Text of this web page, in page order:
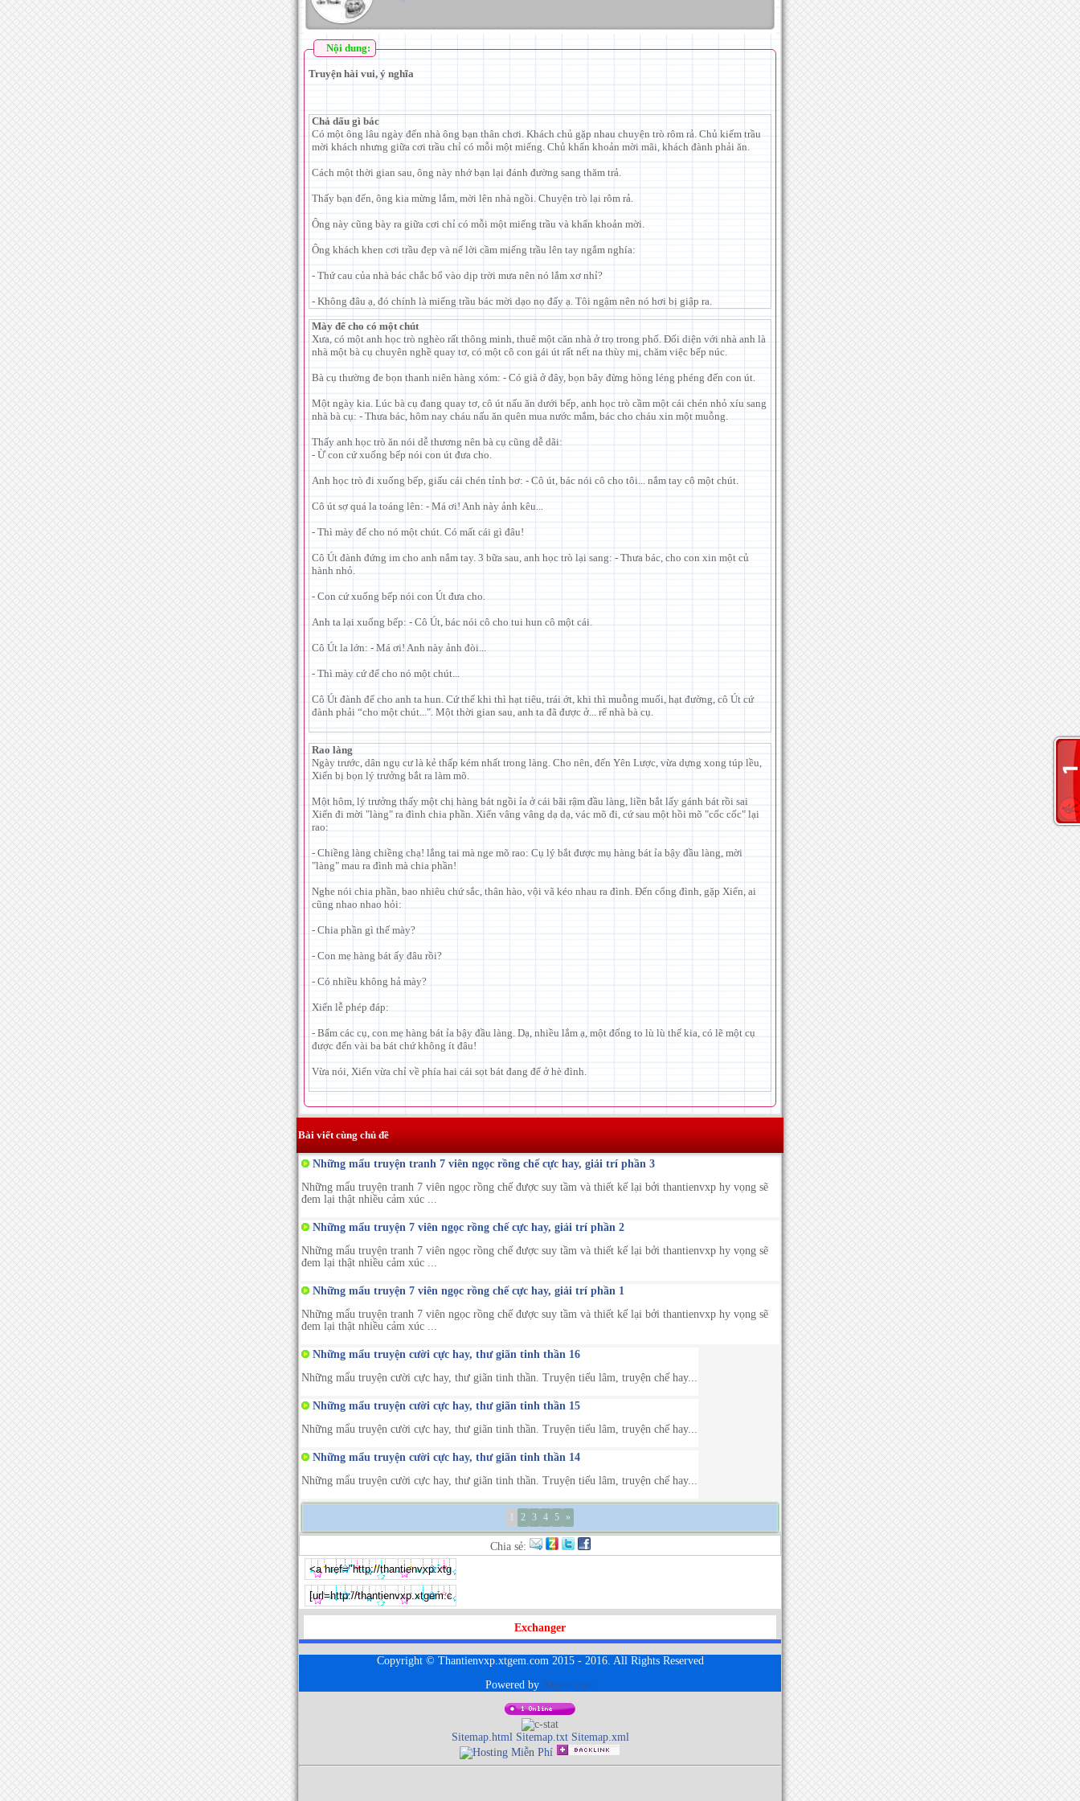
Nội dung:
Truyện hài vui, ý nghĩa
Chả dấu gì bác
Có một ông lâu ngày đến nhà ông bạn thân chơi. Khách chủ gặp nhau chuyện trò rôm rả. Chủ kiếm trầu
mời khách nhưng giữa cơi trầu chỉ có mỗi một miếng. Chủ khẩn khoản mời mãi, khách đành phải ăn.
Cách một thời gian sau, ông này nhớ bạn lại đánh đường sang thăm trả.
Thấy bạn đến, ông kia mừng lắm, mời lên nhà ngồi. Chuyện trò lại rôm rả.
Ông này cũng bày ra giữa cơi chỉ có mỗi một miếng trầu và khẩn khoản mời.
Ông khách khen cơi trầu đẹp và nể lời cầm miếng trầu lên tay ngắm nghía:
- Thứ cau của nhà bác chắc bổ vào dịp trời mưa nên nó lắm xơ nhỉ?
- Không đâu ạ, đó chính là miếng trầu bác mời dạo nọ đấy ạ. Tôi ngậm nên nó hơi bị giập ra.
Mày để cho có một chút
Xưa, có một anh học trò nghèo rất thông minh, thuê một căn nhà ở trọ trong phố. Đối diện với nhà anh là
nhà một bà cụ chuyên nghề quay tơ, có một cô con gái út rất nết na thùy mị, chăm việc bếp núc.
Bà cụ thường đe bọn thanh niên hàng xóm: - Có già ở đây, bọn bây đừng hòng léng phéng đến con út.
Một ngày kia. Lúc bà cụ đang quay tơ, cô út nấu ăn dưới bếp, anh học trò cầm một cái chén nhỏ xíu sang
nhà bà cụ: - Thưa bác, hôm nay cháu nấu ăn quên mua nước mắm, bác cho cháu xin một muỗng.
Thấy anh học trò ăn nói dễ thương nên bà cụ cũng dễ dãi:
- Ừ con cứ xuống bếp nói con út đưa cho.
Anh học trò đi xuống bếp, giấu cái chén tỉnh bơ: - Cô út, bác nói cô cho tôi... nắm tay cô một chút.
Cô út sợ quá la toáng lên: - Má ơi! Anh này ảnh kêu...
- Thì mày để cho nó một chút. Có mất cái gì đâu!
Cô Út đành đứng im cho anh nắm tay. 3 bữa sau, anh học trò lại sang: - Thưa bác, cho con xin một củ
hành nhỏ.
- Con cứ xuống bếp nói con Út đưa cho.
Anh ta lại xuống bếp: - Cô Út, bác nói cô cho tui hun cô một cái.
Cô Út la lớn: - Má ơi! Anh này ảnh đòi...
- Thì mày cứ để cho nó một chút...
Cô Út đành để cho anh ta hun. Cứ thế khi thì hạt tiêu, trái ớt, khi thì muỗng muối, hạt đường, cô Út cứ
đành phải “cho một chút...". Một thời gian sau, anh ta đã được ở... rể nhà bà cụ.
Rao làng
Ngày trước, dân ngụ cư là kẻ thấp kém nhất trong làng. Cho nên, đến Yên Lược, vừa dựng xong túp lều,
Xiển bị bọn lý trưởng bắt ra làm mõ.
Một hôm, lý trưởng thấy một chị hàng bát ngồi ỉa ở cái bãi rậm đầu làng, liền bắt lấy gánh bát rồi sai
Xiển đi mời "làng" ra đình chia phần. Xiển vâng vâng dạ dạ, vác mõ đi, cứ sau một hồi mõ "cốc cốc" lại
rao:
- Chiềng làng chiềng chạ! lắng tai mà nge mõ rao: Cụ lý bắt được mụ hàng bát ỉa bậy đầu làng, mời
"làng" mau ra đình mà chia phần!
Nghe nói chia phần, bao nhiêu chứ sắc, thân hào, vội vã kéo nhau ra đình. Ðến cổng đình, gặp Xiển, ai
cũng nhao nhao hỏi:
- Chia phần gì thế mày?
- Con mẹ hàng bát ấy đâu rồi?
- Có nhiều không hả mày?
Xiển lễ phép đáp:
- Bẩm các cụ, con mẹ hàng bát ỉa bậy đầu làng. Dạ, nhiều lắm ạ, một đống to lù lù thế kia, có lẽ một cụ
được đến vài ba bát chứ không ít đâu!
Vừa nói, Xiển vừa chỉ về phía hai cái sọt bát đang để ở hè đình.
Bài viết cùng chủ đề
Những mẩu truyện tranh 7 viên ngọc rồng chế cực hay, giải trí phần 3
Những mẩu truyện tranh 7 viên ngọc rồng chế được suy tầm và thiết kế lại bởi thantienvxp hy vọng sẽ
đem lại thật nhiều cảm xúc ...
Những mẩu truyện 7 viên ngọc rồng chế cực hay, giải trí phần 2
Những mẩu truyện tranh 7 viên ngọc rồng chế được suy tầm và thiết kế lại bởi thantienvxp hy vọng sẽ
đem lại thật nhiều cảm xúc ...
Những mẩu truyện 7 viên ngọc rồng chế cực hay, giải trí phần 1
Những mẩu truyện tranh 7 viên ngọc rồng chế được suy tầm và thiết kế lại bởi thantienvxp hy vọng sẽ
đem lại thật nhiều cảm xúc ...
Những mẩu truyện cười cực hay, thư giãn tinh thần 16
Những mẩu truyện cười cực hay, thư giãn tinh thần. Truyện tiếu lâm, truyện chế hay...
Những mẩu truyện cười cực hay, thư giãn tinh thần 15
Những mẩu truyện cười cực hay, thư giãn tinh thần. Truyện tiếu lâm, truyện chế hay...
Những mẩu truyện cười cực hay, thư giãn tinh thần 14
Những mẩu truyện cười cực hay, thư giãn tinh thần. Truyện tiếu lâm, truyện chế hay...
2 3 4 5 »
Chia sẻ:
Exchanger
Copyright © Thantienvxp.xtgem.com 2015 - 2016. All Rights Reserved
Powered by Xtgem.com
Sitemap.html Sitemap.txt Sitemap.xml